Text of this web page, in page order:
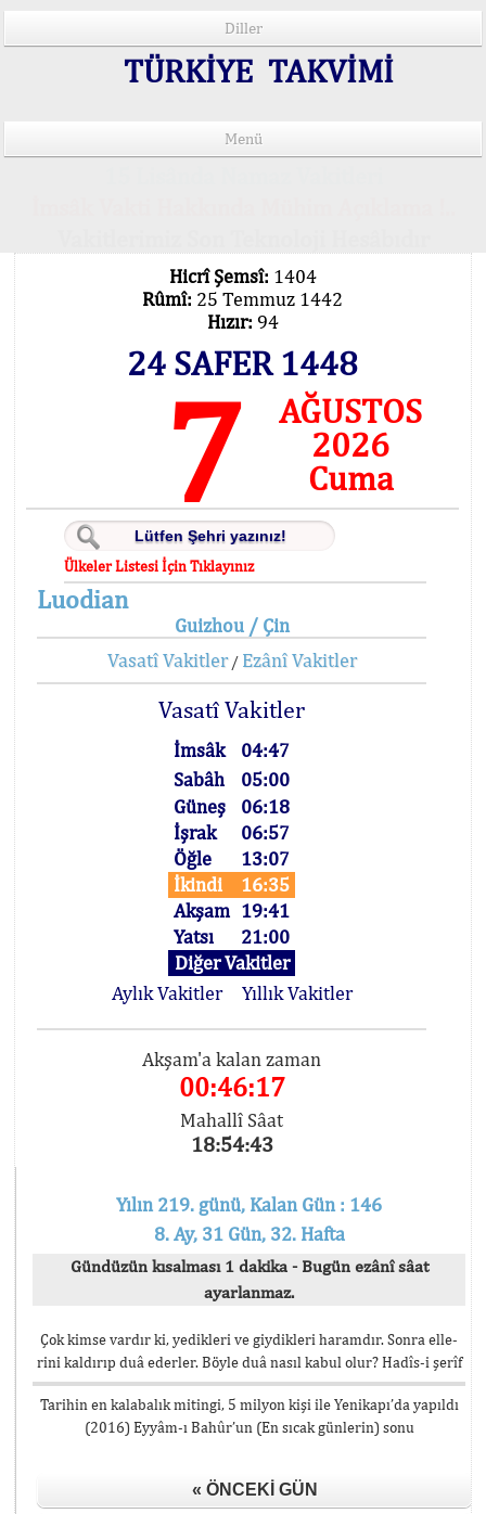
Diller
TÜRKİYE TAKVİMİ
Menü
Hicrî Şemsî: 1404
Rûmî: 25 Temmuz 1442
Hızır: 94
24 SAFER 1448
7
AĞUSTOS
2026
Cuma
Ülkeler Listesi İçin Tıklayınız
Luodian
Guizhou / Çin
Vasatî Vakitler/ Ezânî Vakitler
Vasatî Vakitler
İmsâk
04:47
Sabâh
05:00
Güneş
06:18
İşrak
06:57
Öğle
13:07
İkindi
16:35
Akşam 19:41
Yatsı
21:00
Diğer Vakitler
Aylık Vakitler
Yıllık Vakitler
Akşam'a kalan zaman
00:46:17
Mahallî Sâat
18:54:43
Yılın 219. günü, Kalan Gün : 146
8. Ay, 31 Gün, 32. Hafta
Gündüzün kısalması 1 dakika - Bugün ezânî sâat
ayarlanmaz.
Çok kimse vardır ki, yedikleri ve giydikleri haramdır. Sonra elle-
rini kaldırıp duâ ederler. Böyle duâ nasıl kabul olur? Hadîs-i şerîf
Tarihin en kalabalık mitingi, 5 milyon kişi ile Yenikapı’da yapıldı
(2016) Eyyâm-ı Bahûr’un (En sıcak günlerin) sonu
« ÖNCEKI GÜN